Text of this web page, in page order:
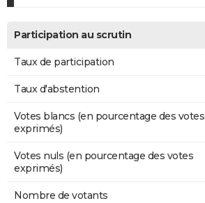
Participation au scrutin
Taux de participation
Taux d'abstention
Votes blancs (en pourcentage des votes
exprimés)
Votes nuls (en pourcentage des votes
exprimés)
Nombre de votants